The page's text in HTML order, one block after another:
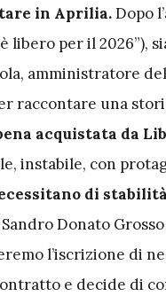
in Aprilia.Dopo
libero per il 2026”),
amministratore
raccontare una
acquistata da
instabile, con
di
Donato Grosso
l’iscrizione di
e decide di